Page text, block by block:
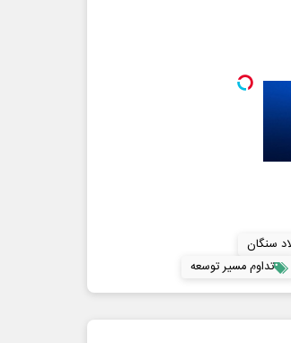
سنگان
تداوم مسیر توسعه